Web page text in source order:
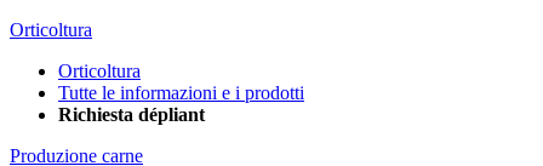
Orticoltura
Orticoltura
Tutte le informazioni e i prodotti
Richiesta dépliant
Produzione carne